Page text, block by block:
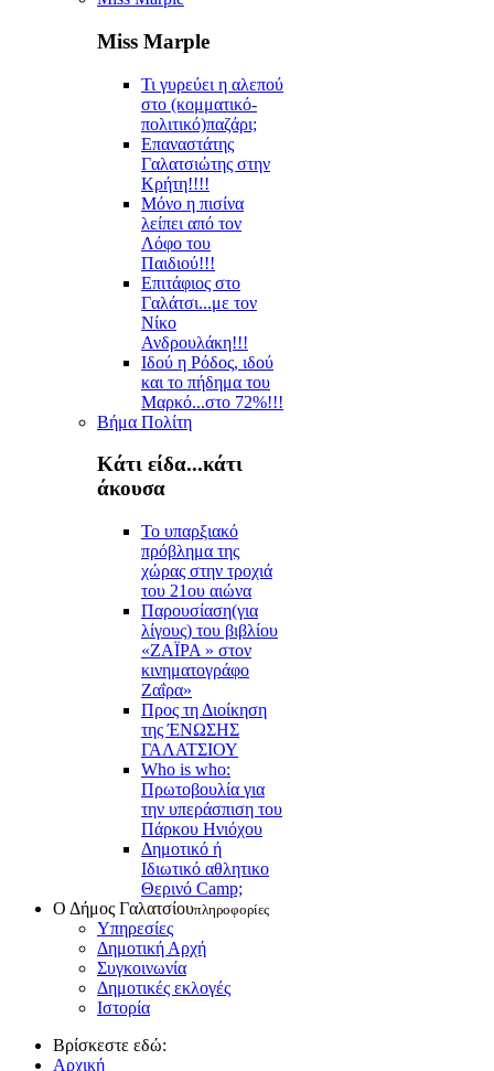
Miss Marple
Τι γυρεύει η αλεπού
στο (κομματικό-
πολιτικό)παζάρι;
Επαναστάτης
Γαλατσιώτης στην
Κρήτη!!!!
Μόνο η πισίνα
λείπει από τον
Λόφο του
Παιδιού!!!
Επιτάφιος στο
Γαλάτσι...με τον
Νίκο
Ανδρουλάκη!!!
Ιδού η Ρόδος, ιδού
και το πήδημα του
Μαρκό...στο 72%!!!
Βήμα Πολίτη
Κάτι είδα...κάτι
άκουσα
Το υπαρξιακό
πρόβλημα της
χώρας στην τροχιά
του 21ου αιώνα
Παρουσίαση(για
λίγους) του βιβλίου
«ΖΑΪΡΑ » στον
κινηματογράφο
Ζαΐρα»
Προς τη Διοίκηση
της ΈΝΩΣΗΣ
ΓΑΛΑΤΣΙΟΥ
Who is who:
Πρωτοβουλία για
την υπεράσπιση του
Πάρκου Ηνιόχου
Δημοτικό ή
Ιδιωτικό αθλητικο
Θερινό Camp;
Ο Δήμος Γαλατσίουπληροφορίες
Υπηρεσίες
Δημοτική Αρχή
Συγκοινωνία
Δημοτικές εκλογές
Ιστορία
Βρίσκεστε εδώ:
Αρχική